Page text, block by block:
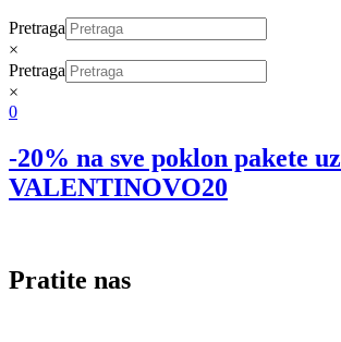
Pretraga
×
Pretraga
×
0
-20% na sve poklon pakete
VALENTINOVO20
Pratite nas